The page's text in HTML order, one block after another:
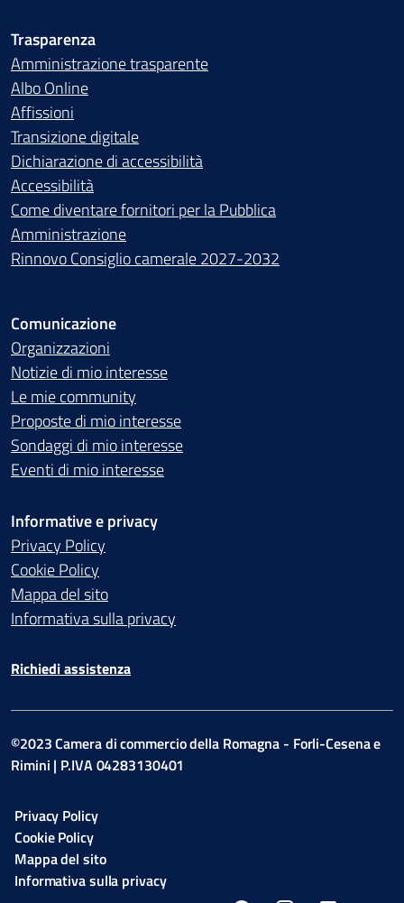
Trasparenza
Amministrazione trasparente
Albo Online
Affissioni
Transizione digitale
Dichiarazione di accessibilità
Accessibilità
Come diventare fornitori per la Pubblica
Amministrazione
Rinnovo Consiglio camerale 2027-2032
Comunicazione
Organizzazioni
Notizie di mio interesse
Le mie community
Proposte di mio interesse
Sondaggi di mio interesse
Eventi di mio interesse
Informative e privacy
Privacy Policy
Cookie Policy
Mappa del sito
Informativa sulla privacy
Richiedi assistenza
©2023 Camera di commercio della Romagna - Forli-Cesena e
Rimini | P.IVA 04283130401
Privacy Policy
Cookie Policy
Mappa del sito
Informativa sulla privacy